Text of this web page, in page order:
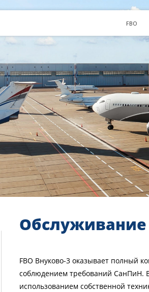
FBO
FBO Внуково-3 оказывает полный
соблюдением требований СанПиН.
использованием собственной